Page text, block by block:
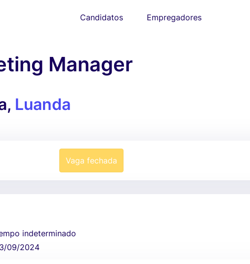
Candidatos Empregadores
Manager
Luanda
Vaga fechada
indeterminado
09/2024